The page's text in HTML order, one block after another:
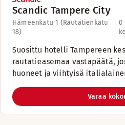
Scandic Tampere City
Hämeenkatu 1 (Rautatienkatu
18)
0
Suosittu hotelli Tampereen
rautatieasemaa vastapäätä,
huoneet ja viihtyisä
Varaa